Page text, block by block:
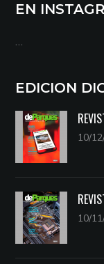
EN
…
EDICION
10/
10/